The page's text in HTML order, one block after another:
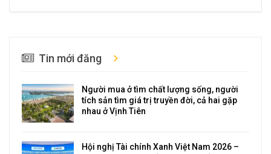
Tin mới đăng
Người mua ở tìm chất lượng sống, người
tích sản tìm giá trị truyền đời, cả hai gặp
nhau ở Vịnh Tiên
Hội nghị Tài chính Xanh Việt Nam 2026 –